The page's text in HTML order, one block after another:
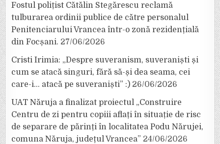
Fostul polițist Cătălin Stegărescu reclamă
tulburarea ordinii publice de către personalul
Penitenciarului Vrancea într-o zonă rezidențială
din Focșani. 27/06/2026
Cristi Irimia: „Despre suveranism, suveraniști și
cum se atacă singuri, fără să-și dea seama, cei
care-i… atacă pe suveraniști” :) 26/06/2026
UAT Năruja a finalizat proiectul „Construire
Centru de zi pentru copiii aflați în situație de risc
de separare de părinți în localitatea Podu Nărujei,
comuna Năruja, județul Vrancea” 24/06/2026